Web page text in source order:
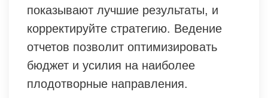
показывают лучшие результаты, и
корректируйте стратегию. Ведение
отчетов позволит оптимизировать
бюджет и усилия на наиболее
плодотворные направления.